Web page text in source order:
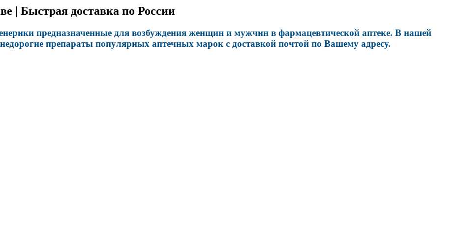
| Быстрая доставка по России
предназначенные для возбуждения женщин и мужчин в фармацевтической аптеке. В нашей
препараты популярных аптечных марок с доставкой почтой по Вашему адресу.